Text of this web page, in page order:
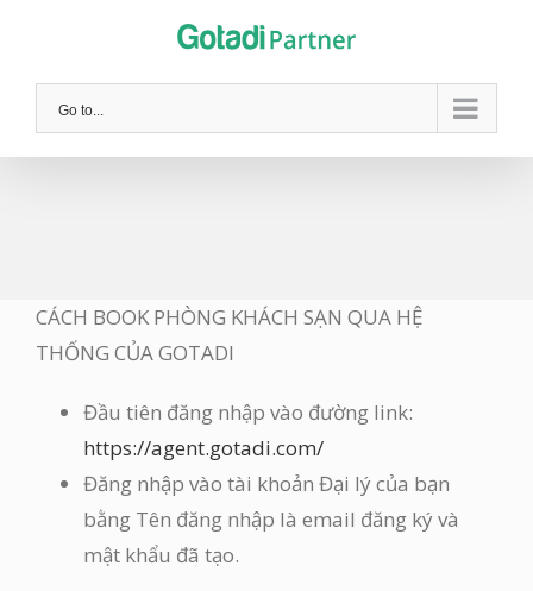
content
Go to...
CÁCH BOOK PHÒNG KHÁCH SẠN QUA HỆ
THỐNG CỦA GOTADI
Đầu tiên đăng nhập vào đường link:
https://agent.gotadi.com/
Đăng nhập vào tài khoản Đại lý của bạn
bằng Tên đăng nhập là email đăng ký và
mật khẩu đã tạo.